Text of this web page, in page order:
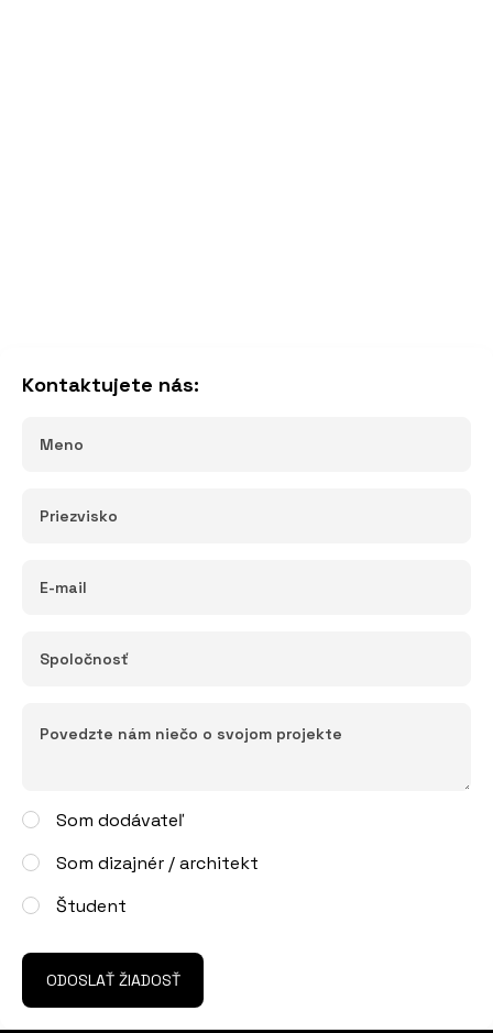
Kontaktujete nás:
Som dodávateľ
Som dizajnér / architekt
Študent
ODOSLAŤ ŽIADOSŤ